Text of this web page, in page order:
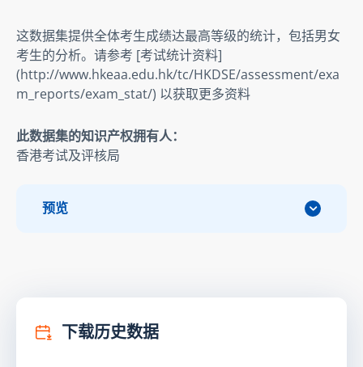
这数据集提供全体考生成绩达最高等级的统计，包括男女
考生的分析。请参考 [考试统计资料]
(http://www.hkeaa.edu.hk/tc/HKDSE/assessment/exa
m_reports/exam_stat/) 以获取更多资料
此数据集的知识产权拥有人：
香港考试及评核局
预览
下载历史数据